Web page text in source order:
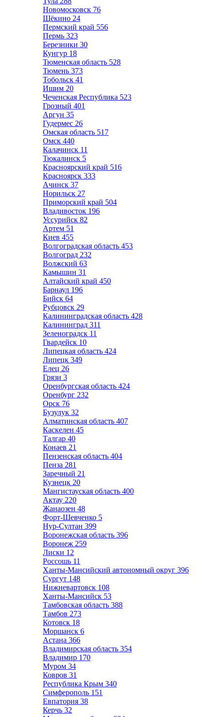
Новомосковск 76
Щёкино 24
Пермский край 556
Пермь 323
Березники 30
Кунгур 18
Тюменская область 528
Тюмень 373
Тобольск 41
Ишим 20
Чеченская Республика 523
Грозный 401
Аргун 35
Гудермес 26
Омская область 517
Омск 440
Калачинск 11
Тюкалинск 5
Красноярский край 516
Красноярск 333
Ачинск 37
Норильск 27
Приморский край 504
Владивосток 196
Уссурийск 82
Артем 51
Киев 455
Волгоградская область 453
Волгоград 232
Волжский 63
Камышин 31
Алтайский край 450
Барнаул 196
Бийск 64
Рубцовск 29
Калининградская область 428
Калининград 311
Зеленоградск 11
Гвардейск 10
Липецкая область 424
Липецк 349
Елец 26
Грязи 3
Оренбургская область 424
Оренбург 232
Орск 76
Бузулук 32
Алматинская область 407
Каскелен 45
Талгар 40
Конаев 21
Пензенская область 404
Пенза 281
Заречный 21
Кузнецк 20
Мангистауская область 400
Актау 220
Жанаозен 48
Форт-Шевченко 5
Нур-Султан 399
Воронежская область 396
Воронеж 259
Лиски 12
Россошь 11
Ханты-Мансийский автономный округ 396
Сургут 148
Нижневартовск 108
Ханты-Мансийск 53
Тамбовская область 388
Тамбов 273
Котовск 18
Моршанск 6
Астана 366
Владимирская область 354
Владимир 170
Муром 34
Ковров 31
Республика Крым 340
Симферополь 151
Евпатория 38
Керчь 32